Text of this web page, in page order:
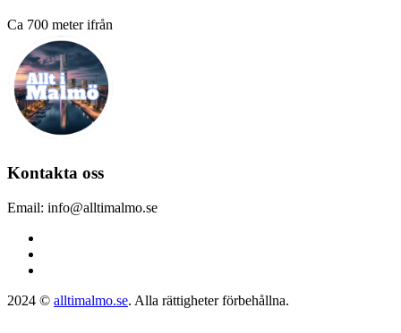
Ca 700 meter ifrån
Kontakta oss
Email: info@alltimalmo.se
2024 © alltimalmo.se. Alla rättigheter förbehållna.